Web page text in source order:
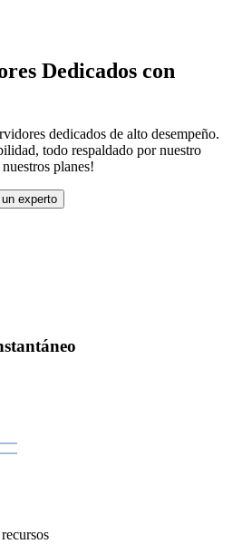
Dedicados con
dedicados de alto desempeño.
todo respaldado por nuestro
planes!
experto